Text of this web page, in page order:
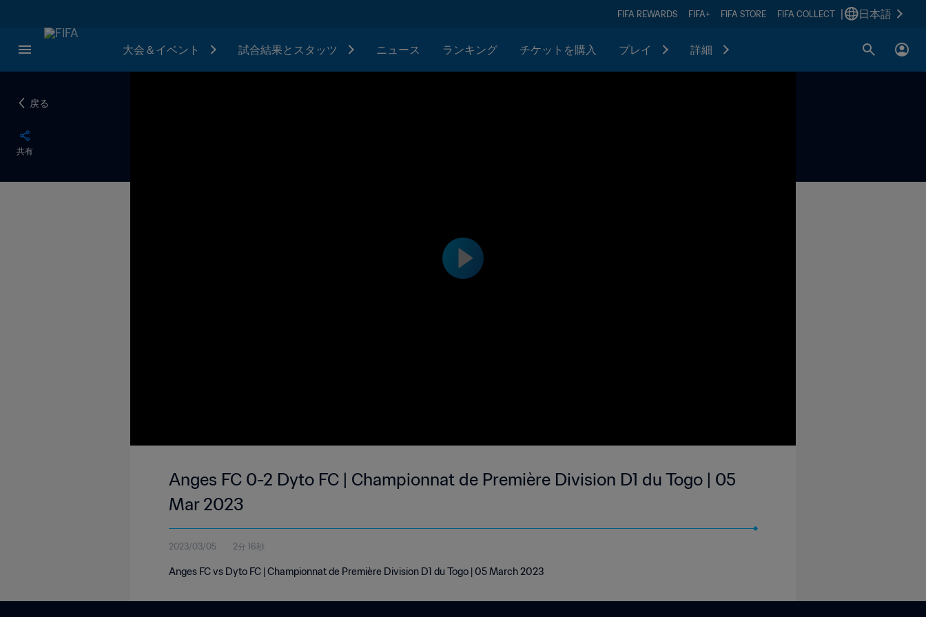
FIFA REWARDS FIFA+ FIFA STORE FIFA COLLECT 日本語
大会＆イベント 試合結果とスタッツ ニュース ランキング チケットを購入 プレイ 詳細
戻る
共有
Anges FC 0-2 Dyto FC | Championnat de Première Division D1 du Togo | 05
Mar 2023
2023/03/05 2分 16秒
Anges FC vs Dyto FC | Championnat de Première Division D1 du Togo | 05 March 2023